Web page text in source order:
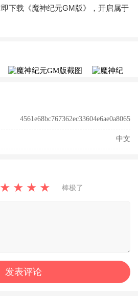
下载《魔神纪元GM版》，开启属于
4561e68bc767362ec33604e6ae0a8065
中文
★ ★ ★ ★ 棒极了